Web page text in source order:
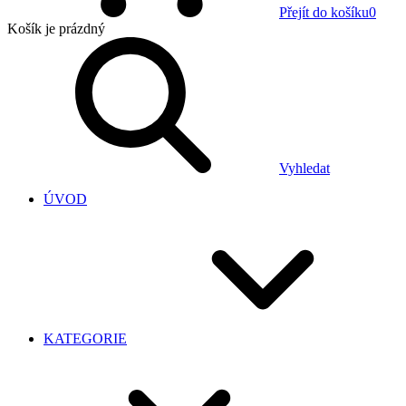
Přejít do košíku0
Košík je prázdný
Vyhledat
ÚVOD
KATEGORIE